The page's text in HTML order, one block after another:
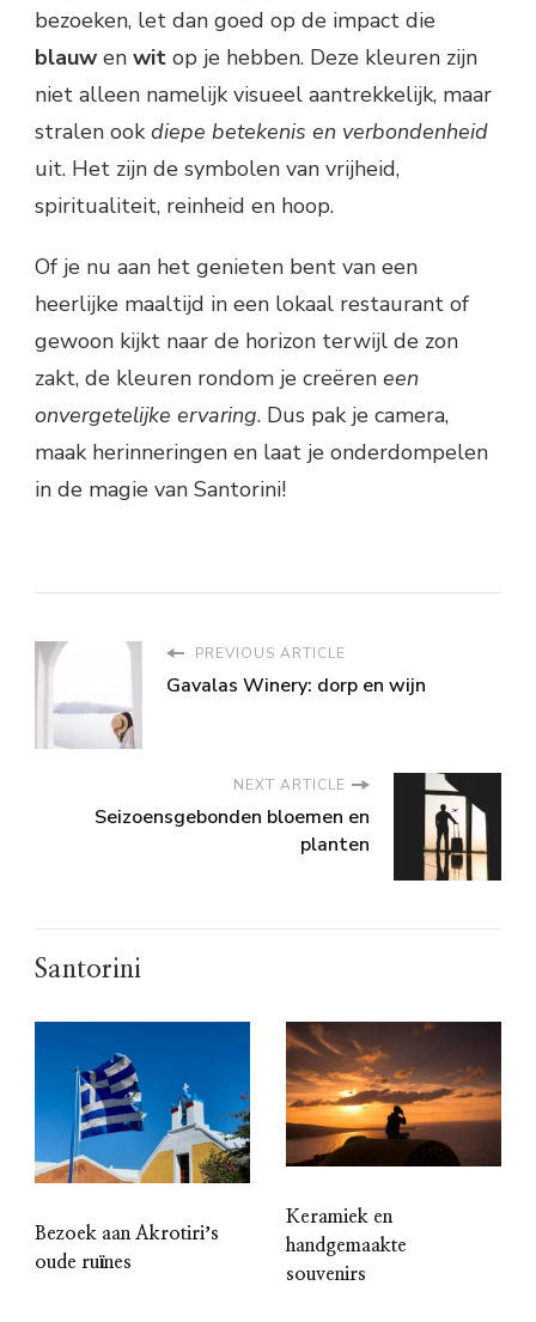
bezoeken, let dan goed op de impact die
blauw en wit op je hebben. Deze kleuren zijn
niet alleen namelijk visueel aantrekkelijk, maar
stralen ook diepe betekenis en verbondenheid
uit. Het zijn de symbolen van vrijheid,
spiritualiteit, reinheid en hoop.
Of je nu aan het genieten bent van een
heerlijke maaltijd in een lokaal restaurant of
gewoon kijkt naar de horizon terwijl de zon
zakt, de kleuren rondom je creëren een
onvergetelijke ervaring. Dus pak je camera,
maak herinneringen en laat je onderdompelen
in de magie van Santorini!
PREVIOUS ARTICLE
Gavalas Winery: dorp en wijn
NEXT ARTICLE
Seizoensgebonden bloemen en
planten
Santorini
Bezoek aan Akrotiriʼs
oude ruïnes
Keramiek en
handgemaakte
souvenirs